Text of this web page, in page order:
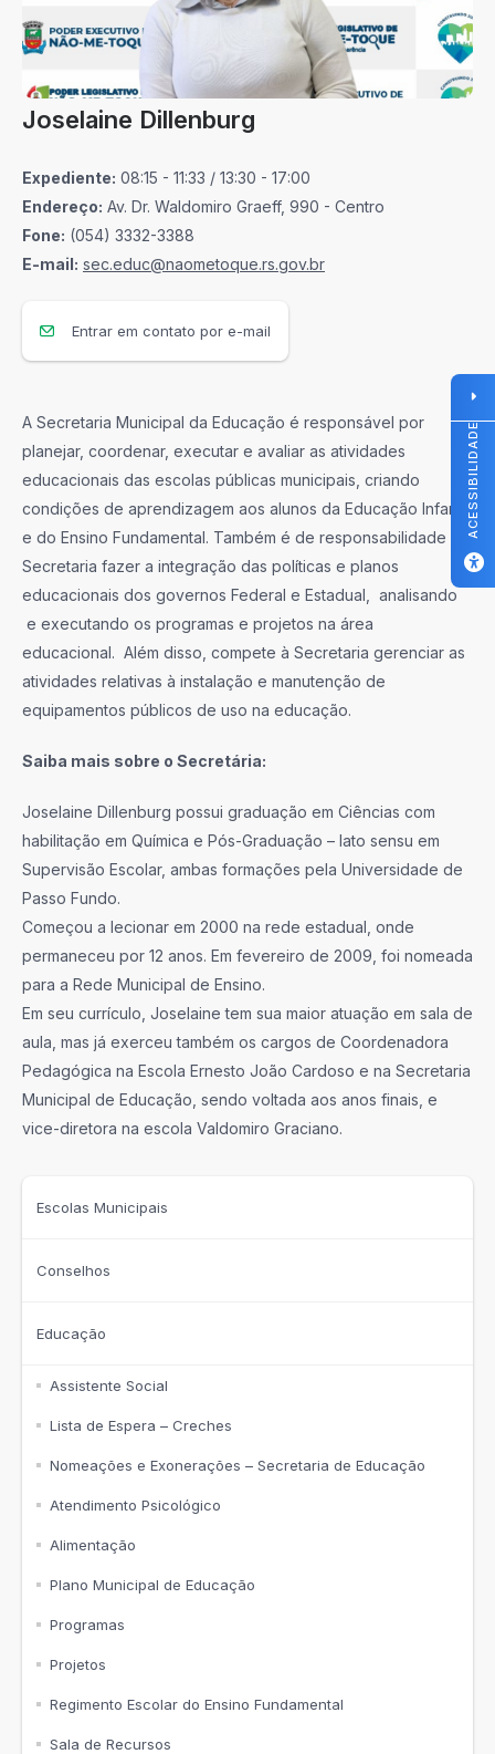
Joselaine Dillenburg
Expediente: 08:15 - 11:33 / 13:30 - 17:00
Endereço: Av. Dr. Waldomiro Graeff, 990 - Centro
Fone: (054) 3332-3388
E-mail: sec.educ@naometoque.rs.gov.br
Entrar em contato por e-mail
A Secretaria Municipal da Educação é responsável por
planejar, coordenar, executar e avaliar as atividades
educacionais das escolas públicas municipais, criando
condições de aprendizagem aos alunos da Educação Infantil
e do Ensino Fundamental. Também é de responsabilidade da
Secretaria fazer a integração das políticas e planos
educacionais dos governos Federal e Estadual, analisando
e executando os programas e projetos na área
educacional. Além disso, compete à Secretaria gerenciar as
atividades relativas à instalação e manutenção de
equipamentos públicos de uso na educação.
Saiba mais sobre o Secretária:
Joselaine Dillenburg possui graduação em Ciências com
habilitação em Química e Pós-Graduação – lato sensu em
Supervisão Escolar, ambas formações pela Universidade de
Passo Fundo.
Começou a lecionar em 2000 na rede estadual, onde
permaneceu por 12 anos. Em fevereiro de 2009, foi nomeada
para a Rede Municipal de Ensino.
Em seu currículo, Joselaine tem sua maior atuação em sala de
aula, mas já exerceu também os cargos de Coordenadora
Pedagógica na Escola Ernesto João Cardoso e na Secretaria
Municipal de Educação, sendo voltada aos anos finais, e
vice-diretora na escola Valdomiro Graciano.
Escolas Municipais
Conselhos
Educação
Assistente Social
Lista de Espera – Creches
Nomeações e Exonerações – Secretaria de Educação
Atendimento Psicológico
Alimentação
Plano Municipal de Educação
Programas
Projetos
Regimento Escolar do Ensino Fundamental
Sala de Recursos
ACESSIBILIDADE